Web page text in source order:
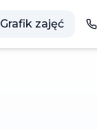
Grafik zajęć